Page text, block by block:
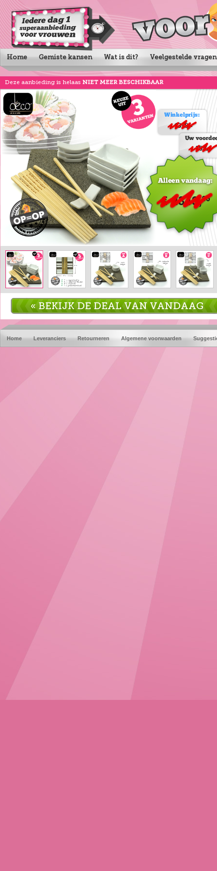
Home Gemiste kansen Wat is dit? Veelgestelde vragen
Deze aanbieding is helaas NIET MEER BESCHIKBAAR
« BEKIJK DE DEAL VAN VANDAAG
Home Leveranciers Retourneren Algemene voorwaarden